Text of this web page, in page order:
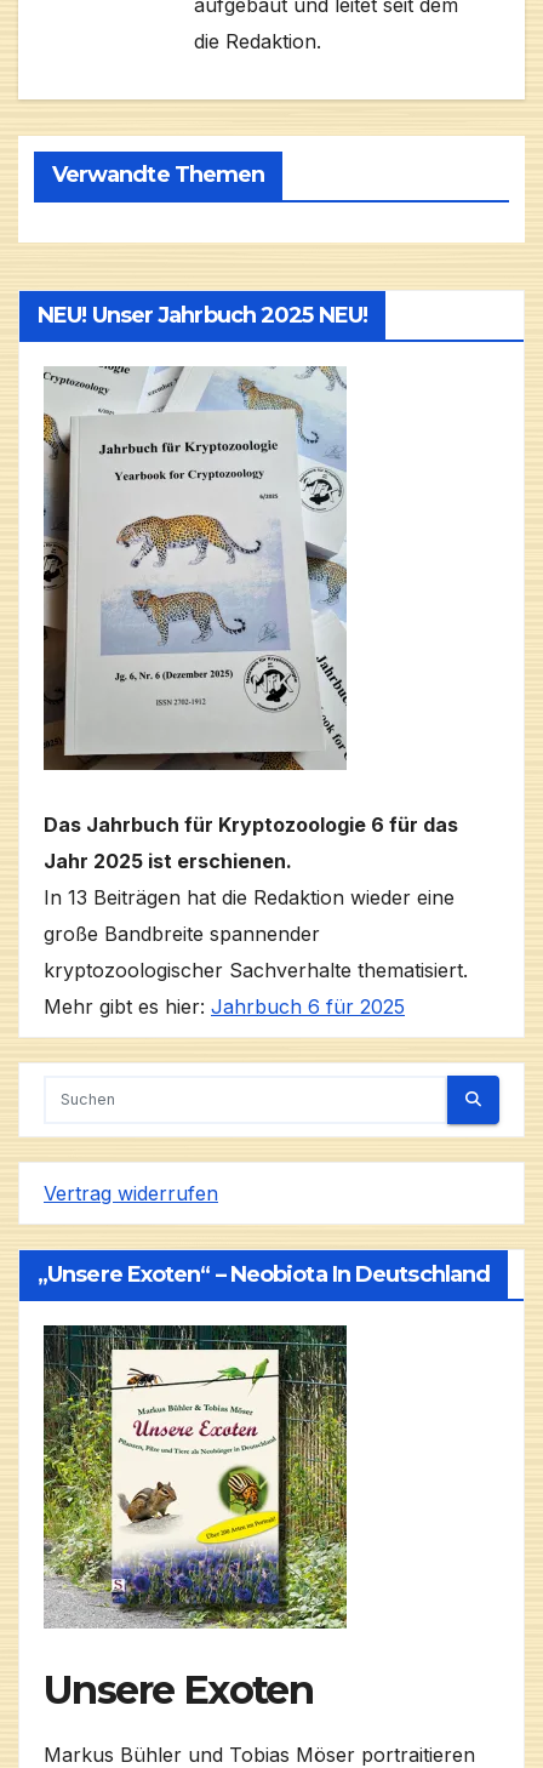
aufgebaut und leitet seit dem
die Redaktion.
Verwandte Themen
NEU! Unser Jahrbuch 2025 NEU!
Das Jahrbuch für Kryptozoologie 6 für das
Jahr 2025 ist erschienen.
In 13 Beiträgen hat die Redaktion wieder eine
große Bandbreite spannender
kryptozoologischer Sachverhalte thematisiert.
Mehr gibt es hier: Jahrbuch 6 für 2025
Vertrag widerrufen
„Unsere Exoten“ – Neobiota In Deutschland
Unsere Exoten
Markus Bühler und Tobias Möser portraitieren